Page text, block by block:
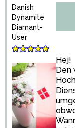
Danish
Dynamite
Diamant-
User
Hej!
Den